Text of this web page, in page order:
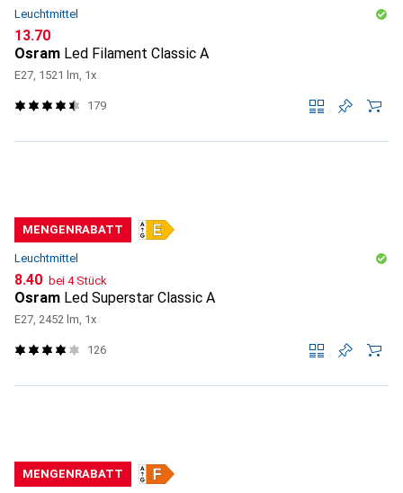
Leuchtmittel
CHF
13.70
Osram Led Filament Classic A
E27, 1521 lm, 1x
179
MENGENRABATT
Leuchtmittel
CHF
8.40 bei 4 Stück
Osram Led Superstar Classic A
E27, 2452 lm, 1x
126
MENGENRABATT